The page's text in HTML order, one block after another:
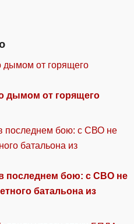
дымом от горящего
последнем бою: с СВО не
батальона из